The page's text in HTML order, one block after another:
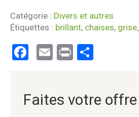
Catégorie : Divers et autres
Étiquettes : brillant, chaises, grise,
Facebook
Email
Print
Faites votre offre